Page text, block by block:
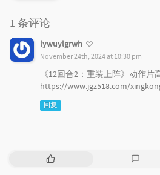
1 条评论
lywuylgrwh
November 24th, 2024 at 10:30 pm
《12回合2：重装上阵》动作片
https://www.jgz518.com/
回复
热